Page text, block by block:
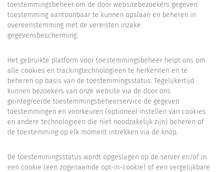
toestemmingsbeheer om de door websitebezoekers gegeven
toestemming aantoonbaar te kunnen opslaan en beheren in
overeenstemming met de vereisten inzake
gegevensbescherming.
Het gebruikte platform voor toestemmingsbeheer helpt ons om
alle cookies en trackingtechnologieën te herkennen en te
beheren op basis van de toestemmingsstatus. Tegelijkertijd
kunnen bezoekers van onze website via de door ons
geïntegreerde toestemmingsbeheerservice de gegeven
toestemmingen en voorkeuren (optioneel instellen van cookies
en andere technologieën die niet noodzakelijk zijn) beheren of
de toestemming op elk moment intrekken via de knop.
De toestemmingsstatus wordt opgeslagen op de server en/of in
een cookie (een zogenaamde opt-in-cookie) of een vergelijkbare